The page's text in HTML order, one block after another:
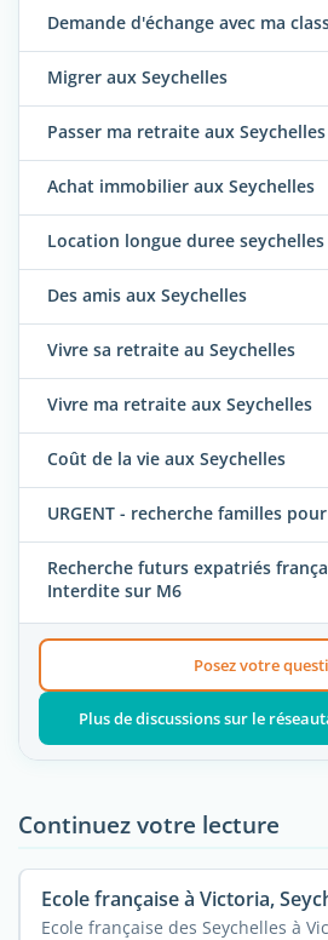
Demande d'échange avec ma
Migrer aux Seychelles
Passer ma retraite aux Seychelles
Achat immobilier aux Seychelles
Location longue duree seychelles
Des amis aux Seychelles
Vivre sa retraite au Seychelles
Vivre ma retraite aux Seychelles
Coût de la vie aux Seychelles
URGENT - recherche familles
Recherche futurs expatriés
Interdite sur M6
Posez votre
Plus de discussions sur le
Continuez votre lecture
Ecole française à Victoria,
Ecole française des Seychelles à